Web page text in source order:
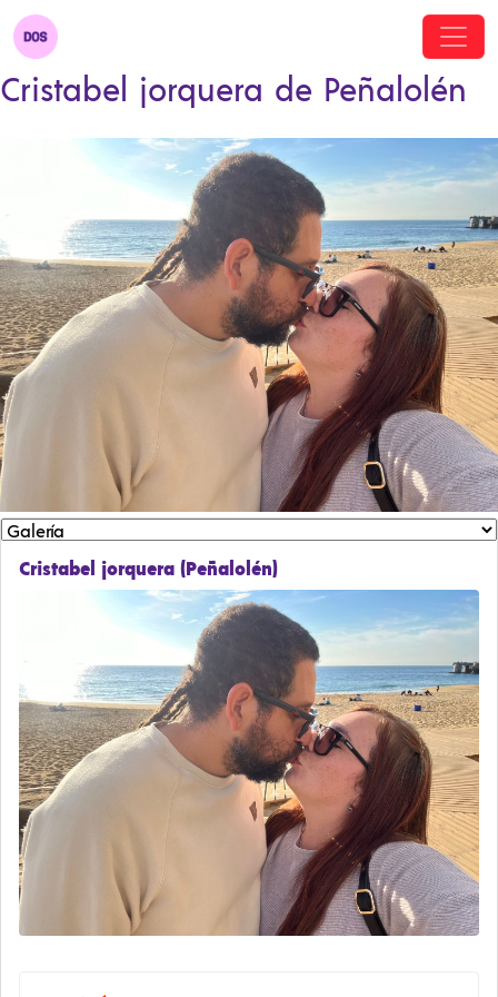
Cristabel jorquera de Peñalolén
Cristabel jorquera (Peñalolén)